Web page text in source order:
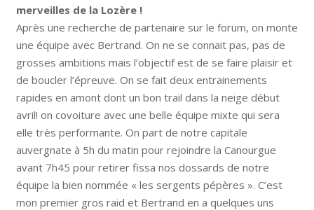
merveilles de la Lozère !
Après une recherche de partenaire sur le forum, on monte
une équipe avec Bertrand. On ne se connait pas, pas de
grosses ambitions mais l’objectif est de se faire plaisir et
de boucler l’épreuve. On se fait deux entrainements
rapides en amont dont un bon trail dans la neige début
avril! on covoiture avec une belle équipe mixte qui sera
elle très performante. On part de notre capitale
auvergnate à 5h du matin pour rejoindre la Canourgue
avant 7h45 pour retirer fissa nos dossards de notre
équipe la bien nommée « les sergents pépères ». C’est
mon premier gros raid et Bertrand en a quelques uns